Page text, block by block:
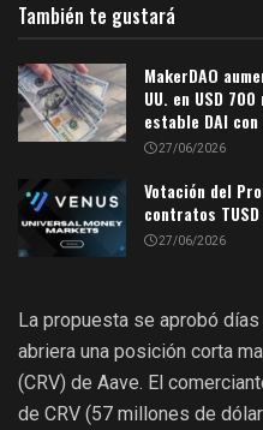
También te gustará
MakerDAO
UU. en USD
estable DAI
27/06/2026
Votación del
contratos TUSD
27/06/2026
La propuesta se aprobó
abriera una posición corta
(CRV) de Aave. El
de CRV (57 millones de